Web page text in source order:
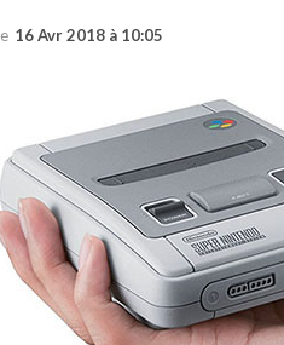
16 Avr 2018 à 10:05